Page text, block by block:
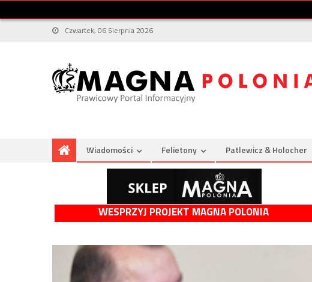
Czwartek, 06 Sierpnia 2026
Wiadomości Felietony Patlewicz & Holocher
WESPRZYJ PROJEKT MAGNA POLONIA